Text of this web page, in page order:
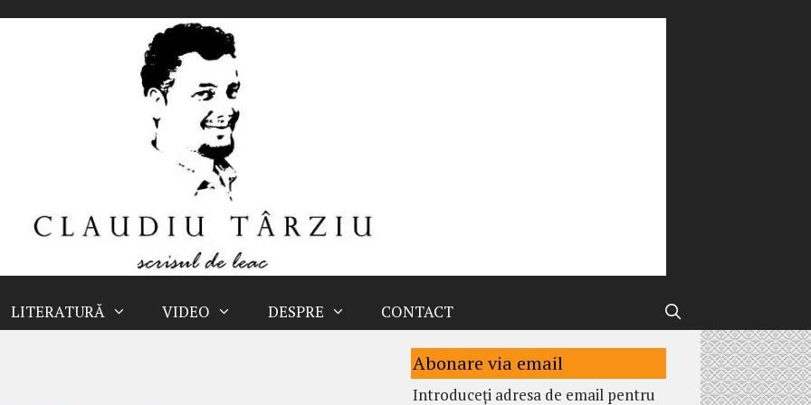
LITERATURĂ VIDEO DESPRE CONTACT
Abonare via email
Introduceți adresa de email pentru